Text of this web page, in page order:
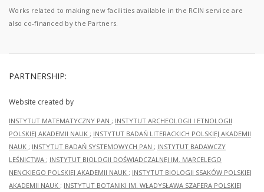
Works related to making new facilities available in the RCIN service are
also co-financed by the Partners.
PARTNERSHIP:
Website created by
INSTYTUT MATEMATYCZNY PAN ; INSTYTUT ARCHEOLOGII I ETNOLOGII
POLSKIEJ AKADEMII NAUK ; INSTYTUT BADAŃ LITERACKICH POLSKIEJ AKADEMII
NAUK ; INSTYTUT BADAŃ SYSTEMOWYCH PAN ; INSTYTUT BADAWCZY
LEŚNICTWA ; INSTYTUT BIOLOGII DOŚWIADCZALNEJ IM. MARCELEGO
NENCKIEGO POLSKIEJ AKADEMII NAUK ; INSTYTUT BIOLOGII SSAKÓW POLSKIEJ
AKADEMII NAUK ; INSTYTUT BOTANIKI IM. WŁADYSŁAWA SZAFERA POLSKIEJ